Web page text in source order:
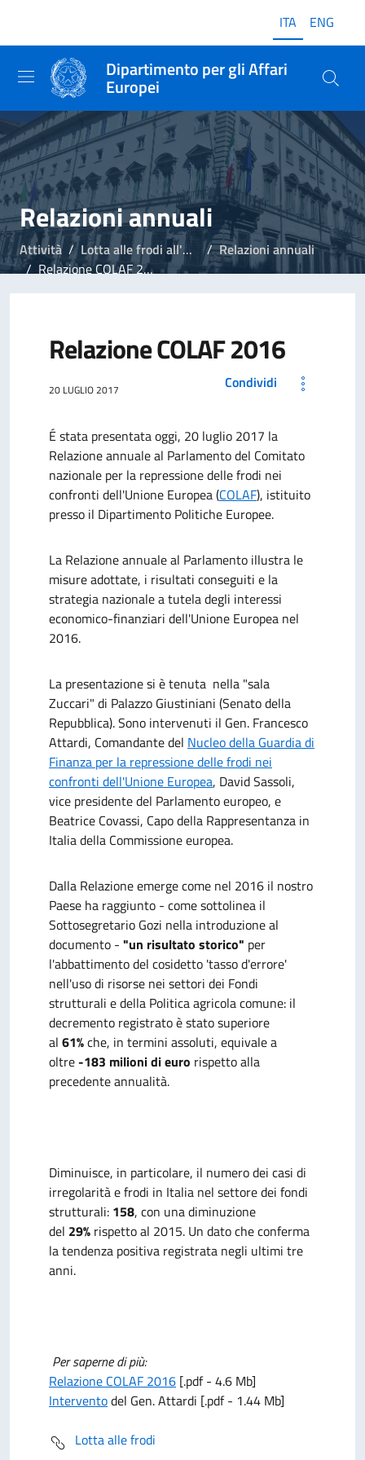
ITA ENG
Dipartimento per gli Affari
Europei
Relazioni annuali
Attività Lotta alle frodi all'Unione Europea
Relazioni annuali
Relazione COLAF 2016
Relazione COLAF 2016
20 LUGLIO 2017 Condividi
É stata presentata oggi, 20 luglio 2017 la
Relazione annuale al Parlamento del Comitato
nazionale per la repressione delle frodi nei
confronti dell'Unione Europea (COLAF), istituito
presso il Dipartimento Politiche Europee.
La Relazione annuale al Parlamento illustra le
misure adottate, i risultati conseguiti e la
strategia nazionale a tutela degli interessi
economico-finanziari dell'Unione Europea nel
2016.
La presentazione si è tenuta nella "sala
Zuccari" di Palazzo Giustiniani (Senato della
Repubblica). Sono intervenuti il Gen. Francesco
Attardi, Comandante del Nucleo della Guardia di
Finanza per la repressione delle frodi nei
confronti dell'Unione Europea, David Sassoli,
vice presidente del Parlamento europeo, e
Beatrice Covassi, Capo della Rappresentanza in
Italia della Commissione europea.
Dalla Relazione emerge come nel 2016 il nostro
Paese ha raggiunto - come sottolinea il
Sottosegretario Gozi nella introduzione al
documento - "un risultato storico" per
l'abbattimento del cosidetto 'tasso d'errore'
nell'uso di risorse nei settori dei Fondi
strutturali e della Politica agricola comune: il
decremento registrato è stato superiore
al 61%che, in termini assoluti, equivale a
oltre-183 milioni di euro rispetto alla
precedente annualità.
Diminuisce, in particolare, il numero dei casi di
irregolarità e frodi in Italia nel settore dei fondi
strutturali: 158, con una diminuzione
del 29% rispetto al 2015. Un dato che conferma
la tendenza positiva registrata negli ultimi tre
anni.
Per saperne di più:
Relazione COLAF 2016 [.pdf - 4.6 Mb]
Interventodel Gen. Attardi [.pdf - 1.44 Mb]
Lotta alle frodi